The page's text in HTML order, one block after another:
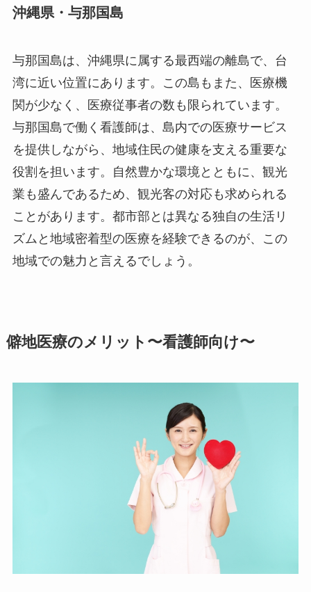
沖縄県・与那国島
与那国島は、沖縄県に属する最西端の離島で、台
湾に近い位置にあります。この島もまた、医療機
関が少なく、医療従事者の数も限られています。
与那国島で働く看護師は、島内での医療サービス
を提供しながら、地域住民の健康を支える重要な
役割を担います。自然豊かな環境とともに、観光
業も盛んであるため、観光客の対応も求められる
ことがあります。都市部とは異なる独自の生活リ
ズムと地域密着型の医療を経験できるのが、この
地域での魅力と言えるでしょう。
僻地医療のメリット〜看護師向け〜